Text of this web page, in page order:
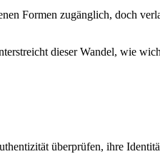
Formen zugänglich, doch
dieser Wandel, wie
überprüfen, ihre